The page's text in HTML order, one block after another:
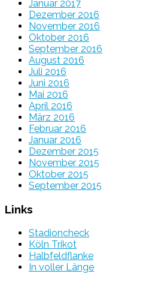
Januar 2017
Dezember 2016
November 2016
Oktober 2016
September 2016
August 2016
Juli 2016
Juni 2016
Mai 2016
April 2016
März 2016
Februar 2016
Januar 2016
Dezember 2015
November 2015
Oktober 2015
September 2015
Links
Stadioncheck
Köln Trikot
Halbfeldflanke
In voller Länge